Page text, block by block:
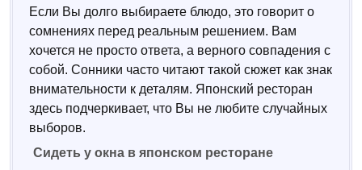
Если Вы долго выбираете блюдо, это говорит о
сомнениях перед реальным решением. Вам
хочется не просто ответа, а верного совпадения с
собой. Сонники часто читают такой сюжет как знак
внимательности к деталям. Японский ресторан
здесь подчеркивает, что Вы не любите случайных
выборов.
Сидеть у окна в японском ресторане